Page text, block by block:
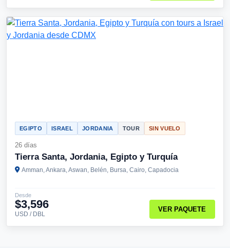
EGIPTO ISRAEL JORDANIA TOUR SIN VUELO
26 días
Tierra Santa, Jordania, Egipto y Turquía
Amman, Ankara, Aswan, Belén, Bursa, Cairo, Capadocia
Desde
$3,596
USD / DBL
VER PAQUETE